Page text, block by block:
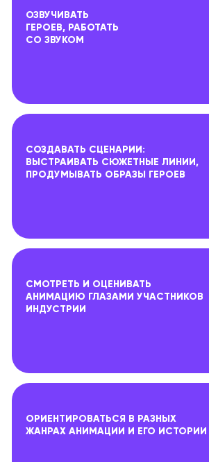
ОЗВУЧИВАТЬ
ГЕРОЕВ, РАБОТАТЬ
СО ЗВУКОМ
СОЗДАВАТЬ СЦЕНАРИИ:
ВЫСТРАИВАТЬ СЮЖЕТНЫЕ ЛИНИИ,
ПРОДУМЫВАТЬ ОБРАЗЫ ГЕРОЕВ
СМОТРЕТЬ И ОЦЕНИВАТЬ
АНИМАЦИЮ ГЛАЗАМИ УЧАСТНИКОВ
ИНДУСТРИИ
ОРИЕНТИРОВАТЬСЯ В РАЗНЫХ
ЖАНРАХ АНИМАЦИИ И ЕГО ИСТОРИИ